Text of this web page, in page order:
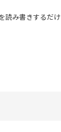
読み書きするだけ